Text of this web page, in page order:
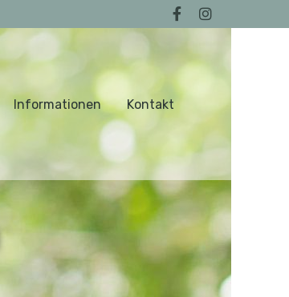
Informationen Kontakt